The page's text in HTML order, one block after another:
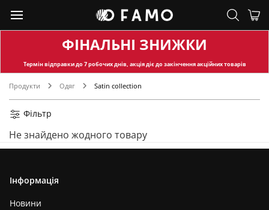
ФІНАЛЬНІ ЗНИЖКИ
Термін відправкидо 7 робочих днів, акція діє до закінчення акційних товарів
Продукти Одяг Satin collection
Фільтр
Не знайдено жодного товару
Інформація
Новини